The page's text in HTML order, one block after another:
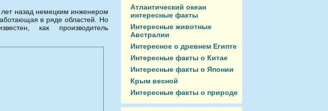
назад немецким инженером
в ряде областей. Но
как производитель
Атлантический океан
интересные факты
Интересные животные
Австралии
Интересное о древнем Египте
Интересные факты о Китае
Интересные факты о Японии
Крым весной
Интересные факты о природе